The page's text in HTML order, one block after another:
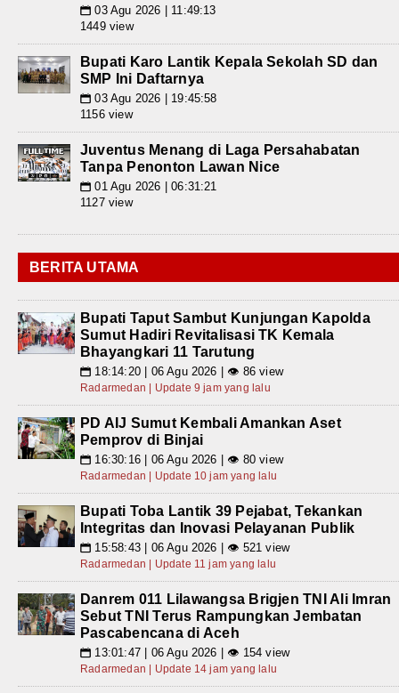
📅 03 Agu 2026 | 11:49:13
1449 view
Bupati Karo Lantik Kepala Sekolah SD dan
SMP Ini Daftarnya
📅 03 Agu 2026 | 19:45:58
1156 view
Juventus Menang di Laga Persahabatan
Tanpa Penonton Lawan Nice
📅 01 Agu 2026 | 06:31:21
1127 view
BERITA UTAMA
Bupati Taput Sambut Kunjungan Kapolda
Sumut Hadiri Revitalisasi TK Kemala
Bhayangkari 11 Tarutung
📅 18:14:20 | 06 Agu 2026 | 👁 86 view
Radarmedan | Update 9 jam yang lalu
PD AIJ Sumut Kembali Amankan Aset
Pemprov di Binjai
📅 16:30:16 | 06 Agu 2026 | 👁 80 view
Radarmedan | Update 10 jam yang lalu
Bupati Toba Lantik 39 Pejabat, Tekankan
Integritas dan Inovasi Pelayanan Publik
📅 15:58:43 | 06 Agu 2026 | 👁 521 view
Radarmedan | Update 11 jam yang lalu
Danrem 011 Lilawangsa Brigjen TNI Ali Imran
Sebut TNI Terus Rampungkan Jembatan
Pascabencana di Aceh
📅 13:01:47 | 06 Agu 2026 | 👁 154 view
Radarmedan | Update 14 jam yang lalu